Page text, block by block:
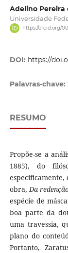
Adelino Pereira
Universidade
https://orcid.org/
DOI: https://
Palavras-chave:
RESUMO
Propõe-se a
1885), do
especificamente,
obra,Da
espécie de
boa parte da
uma travessia,
plano do
Portanto,